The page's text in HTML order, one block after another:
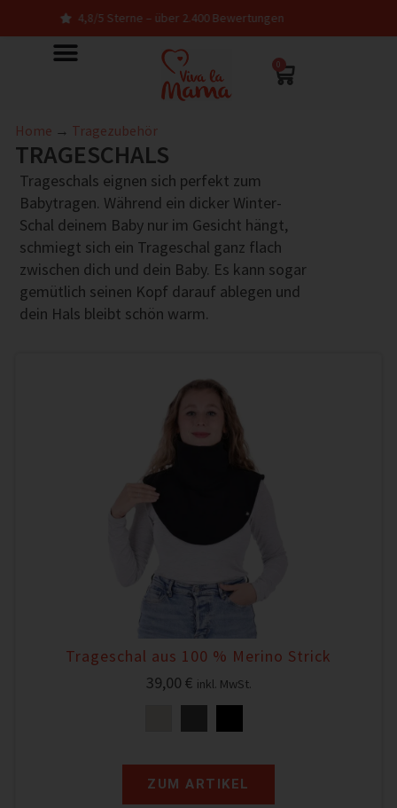
4,8/5 Sterne – über 2.400 Bewertungen
0
Home → Tragezubehör
TRAGESCHALS
Trageschals eignen sich perfekt zum
Babytragen. Während ein dicker Winter-
Schal deinem Baby nur im Gesicht hängt,
schmiegt sich ein Trageschal ganz flach
zwischen dich und dein Baby. Es kann sogar
gemütlich seinen Kopf darauf ablegen und
dein Hals bleibt schön warm.
Trageschal aus 100 % Merino Strick
39,00 € inkl. MwSt.
ZUM ARTIKEL